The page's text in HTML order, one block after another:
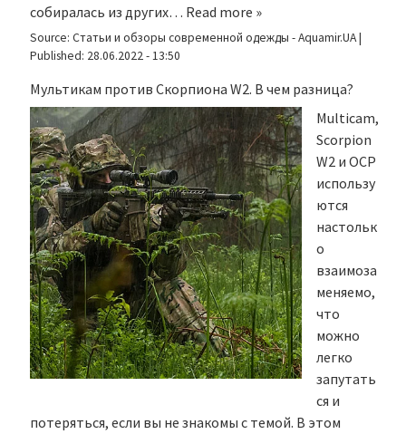
собиралась из других… Read more »
Source: Статьи и обзоры современной одежды - Aquamir.UA|
Published: 28.06.2022 - 13:50
Мультикам против Скорпиона W2. В чем разница?
Multicam,
Scorpion
W2 и OCP
использу
ются
настольк
о
взаимоза
меняемо,
что
можно
легко
запутать
ся и
потеряться, если вы не знакомы с темой. В этом